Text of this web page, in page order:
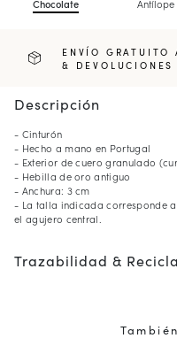
Chocolate Antílope
ENVÍO
& DEVOLUCIONES
Descripción
- Cinturón
- Hecho a mano en Portugal
- Exterior de cuero granulado
- Hebilla de oro antiguo
- Anchura: 3 cm
- La talla indicada corresponde
el agujero central.
Trazabilidad &